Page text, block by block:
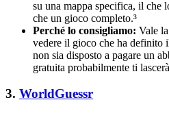
su una mappa specifica, il che
che un gioco completo.³
Perché lo consigliamo: Vale
vedere il gioco che ha definito
non sia disposto a pagare un
gratuita probabilmente ti
3. WorldGuessr